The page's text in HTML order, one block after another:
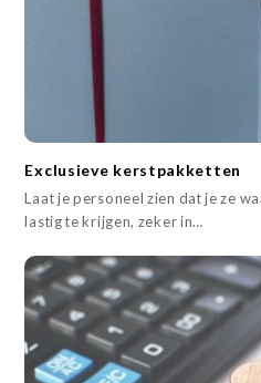
Exclusieve kerstpakketten
Laat je personeel zien dat je ze
lastig te krijgen, zeker in…